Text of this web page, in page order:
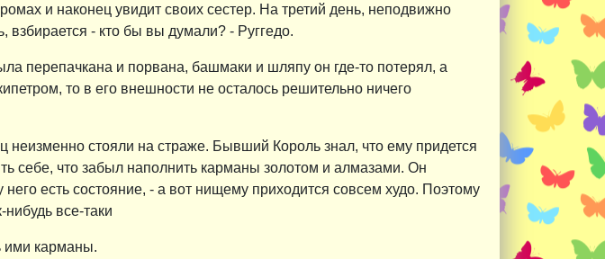
и наконец увидит своих сестер. На третий день, неподвижно
взбирается - кто бы вы думали? - Руггедо.
перепачкана и порвана, башмаки и шляпу он где-то потерял, а
то в его внешности не осталось решительно ничего
неизменно стояли на страже. Бывший Король знал, что ему придется
себе, что забыл наполнить карманы золотом и алмазами. Он
есть состояние, - а вот нищему приходится совсем худо. Поэтому
все-таки
ими карманы.